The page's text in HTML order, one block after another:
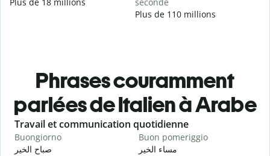
Plus de 110 millions
Phrases couramment
parlées de Italien à Arabe
Slide 1 of 6
Travail et communication quotidienne
Buongiorno
صباح الخير
Buon pomeriggio
مساء الخير